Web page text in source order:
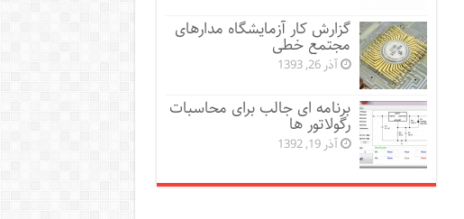
گزارش کار آزمایشگاه مدارهای
مجتمع خطی
آذر 26, 1393
برنامه ای جالب برای محاسبات
رگولاتور ها
آذر 19, 1392